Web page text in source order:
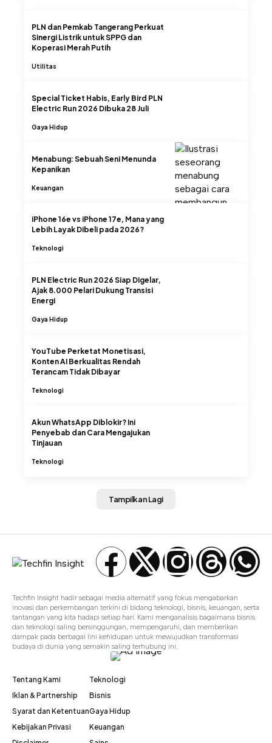
PLN dan Pemkab Tangerang Perkuat
Sinergi Listrik untuk SPPG dan
Koperasi Merah Putih
Utilitas
Special Ticket Habis, Early Bird PLN
Electric Run 2026 Dibuka 28 Juli
Gaya Hidup
Menabung: Sebuah Seni Menunda
Kepanikan
Keuangan
iPhone 16e vs iPhone 17e, Mana yang
Lebih Layak Dibeli pada 2026?
Teknologi
PLN Electric Run 2026 Siap Digelar,
Ajak 8.000 Pelari Dukung Transisi
Energi
Gaya Hidup
YouTube Perketat Monetisasi,
Konten AI Berkualitas Rendah
Terancam Tidak Dibayar
Teknologi
Akun WhatsApp Diblokir? Ini
Penyebab dan Cara Mengajukan
Tinjauan
Teknologi
Tampilkan Lagi
Techfin Insight hadir sebagai media alternatif yang fokus mengabarkan
inovasi dan perkembangan terkini di bidang teknologi, bisnis, keuangan, serta
tantangan yang kita hadapi setiap hari. Kami menganalisis bagaimana bisnis
dan teknologi saling bersinggungan, mempengaruhi, dan memberikan
dampak pada berbagai lini kehidupan untuk mewujudkan transformasi
budaya di dunia yang semakin saling terhubung ini.
Tentang Kami
Iklan & Partnership
Syarat dan Ketentuan
Kebijakan Privasi
Teknologi
Bisnis
Gaya Hidup
Keuangan